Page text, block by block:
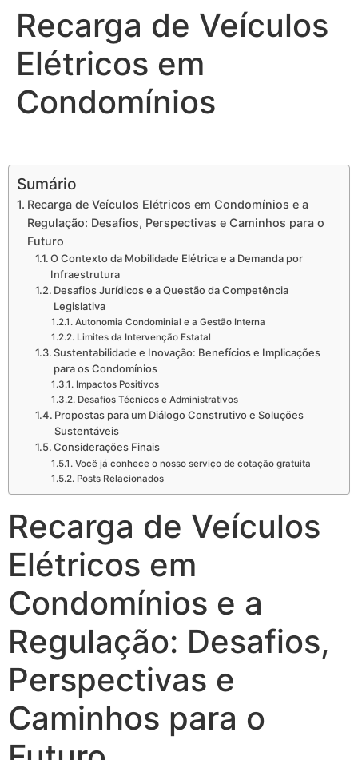
Recarga de Veículos
Elétricos em
Condomínios
Sumário
Recarga de Veículos Elétricos em Condomínios e a
Regulação: Desafios, Perspectivas e Caminhos para o
Futuro
O Contexto da Mobilidade Elétrica e a Demanda por
Infraestrutura
Desafios Jurídicos e a Questão da Competência
Legislativa
Autonomia Condominial e a Gestão Interna
Limites da Intervenção Estatal
Sustentabilidade e Inovação: Benefícios e Implicações
para os Condomínios
Impactos Positivos
Desafios Técnicos e Administrativos
Propostas para um Diálogo Construtivo e Soluções
Sustentáveis
Considerações Finais
Você já conhece o nosso serviço de cotação gratuita
Posts Relacionados
Recarga de Veículos
Elétricos em
Condomínios e a
Regulação: Desafios,
Perspectivas e
Caminhos para o